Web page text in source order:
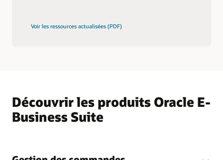
Voir les ressources actualisées (PDF)
Découvrir les produits Oracle E-
Business Suite